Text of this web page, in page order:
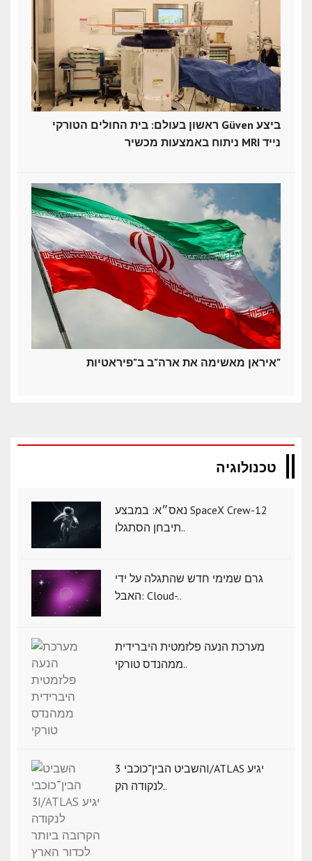
ראשון בעולם: בית החולים הטורקי Güven ביצע
ניתוח באמצעות מכשיר MRI נייד
איראן מאשימה את ארה"ב ב"פיראטיות"
טכנולוגיה
נאס״א: במבצע SpaceX Crew-12
תיבחן הסתגלו..
גרם שמימי חדש שהתגלה על ידי
האבל: Cloud-..
מערכת הנעה פלזמטית היברידית
ממהנדס טורקי..
השביט הבין־כוכבי 3I/ATLAS יגיע
לנקודה הק..